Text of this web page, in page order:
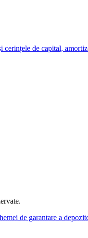
de capital,
de garantare a